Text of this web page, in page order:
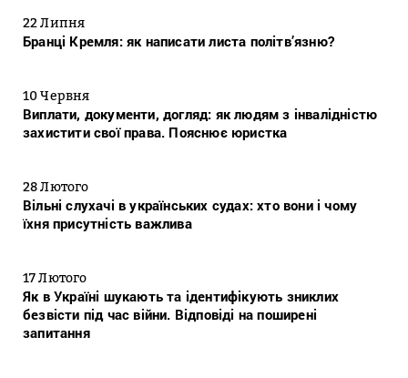
22 Липня
Бранці Кремля: як написати листа політв’язню?
10 Червня
Виплати, документи, догляд: як людям з інвалідністю
захистити свої права. Пояснює юристка
28 Лютого
Вільні слухачі в українських судах: хто вони і чому
їхня присутність важлива
17 Лютого
Як в Україні шукають та ідентифікують зниклих
безвісти під час війни. Відповіді на поширені
запитання